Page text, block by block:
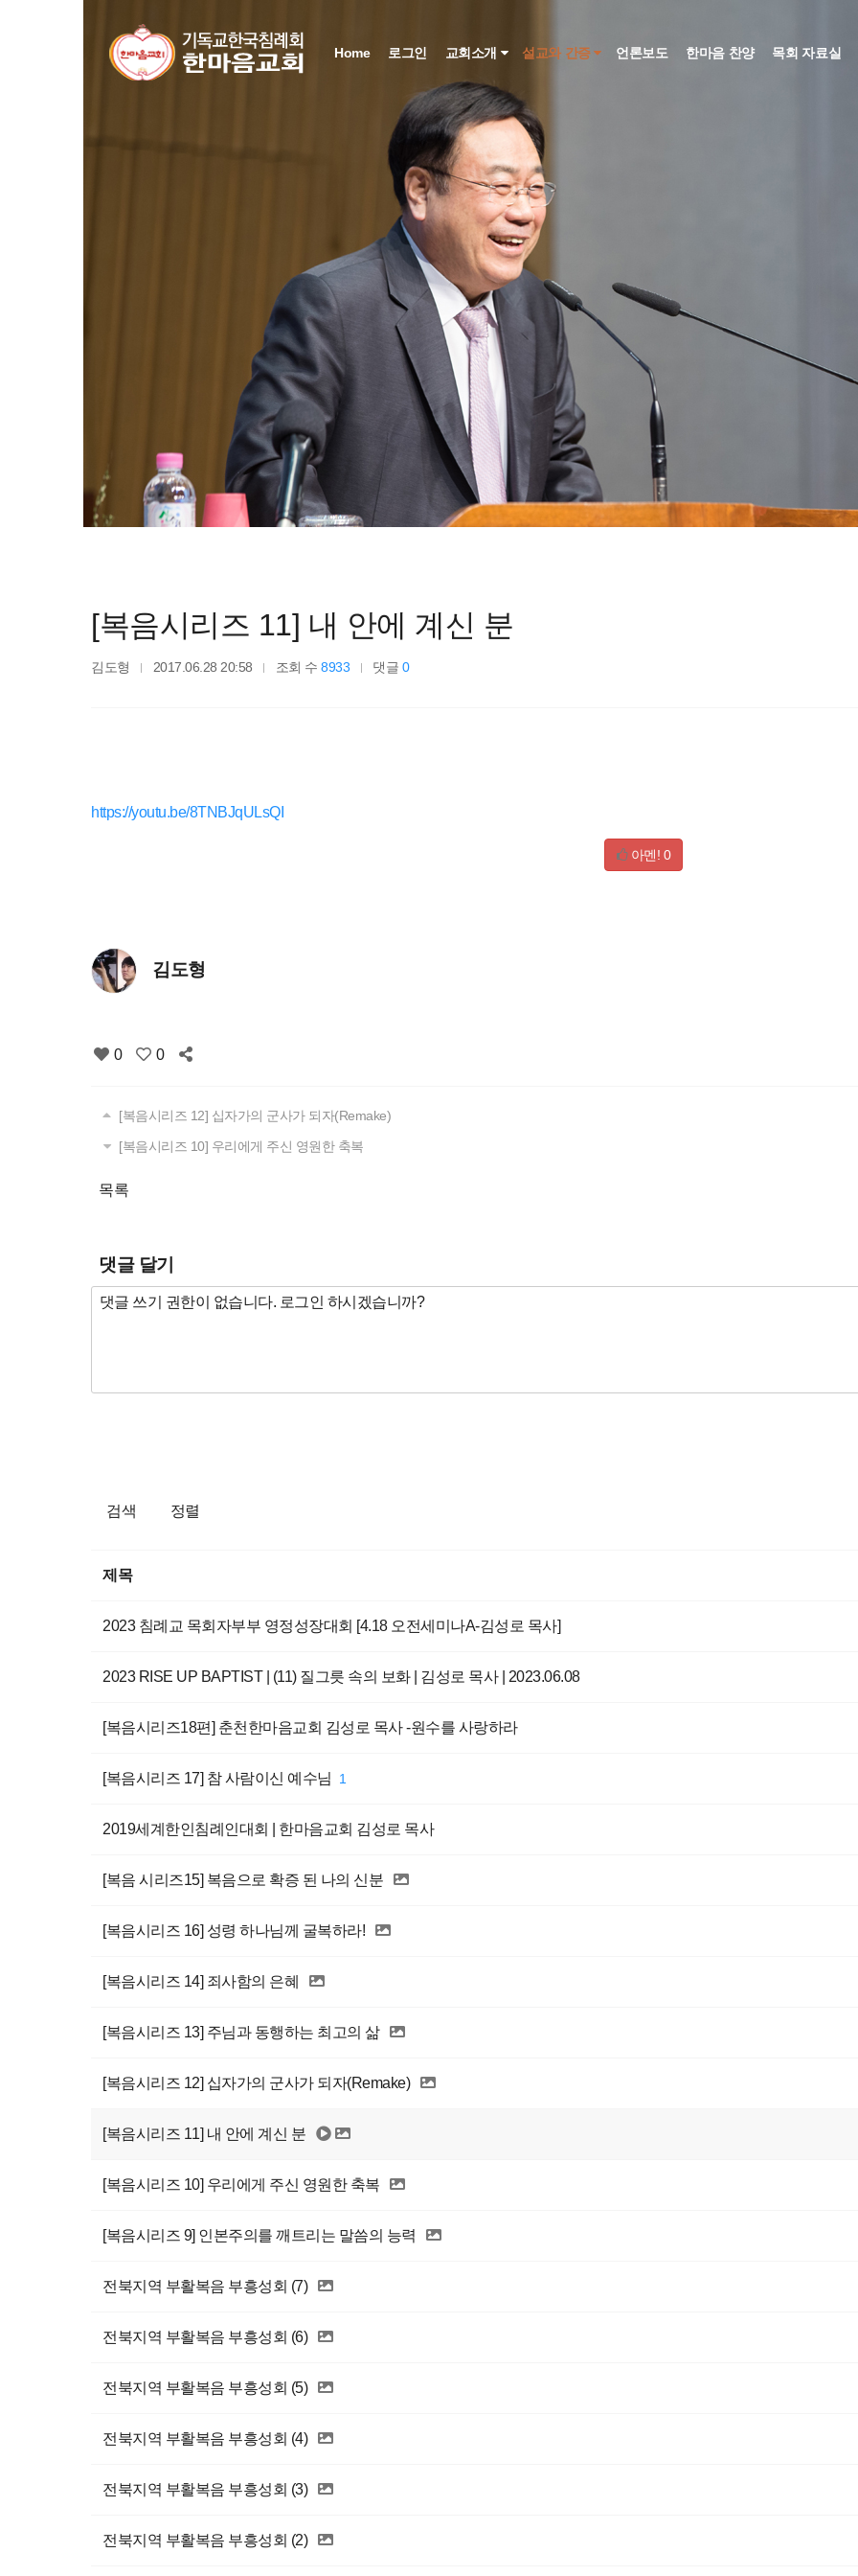
Home 로그인 교회소개 설교와 간증 언론보도 한마음 찬양 목회 자료실
[복음시리즈 11] 내 안에 계신 분
김도형 2017.06.28 20:58 조회 수8933 댓글 0
https://youtu.be/8TNBJqULsQI
아멘! 0
김도형
0 0
[복음시리즈 12] 십자가의 군사가 되자(Remake)
[복음시리즈 10] 우리에게 주신 영원한 축복
목록
댓글 달기
검색 정렬
제목
2023 침례교 목회자부부 영정성장대회 [4.18 오전세미나A-김성로 목사]
2023 RISE UP BAPTIST | (11) 질그릇 속의 보화 | 김성로 목사 | 2023.06.08
[복음시리즈18편] 춘천한마음교회 김성로 목사 -원수를 사랑하라
[복음시리즈 17] 참 사람이신 예수님 1
2019세계한인침례인대회 | 한마음교회 김성로 목사
[복음 시리즈15] 복음으로 확증 된 나의 신분
[복음시리즈 16] 성령 하나님께 굴복하라!
[복음시리즈 14] 죄사함의 은혜
[복음시리즈 13] 주님과 동행하는 최고의 삶
[복음시리즈 12] 십자가의 군사가 되자(Remake)
[복음시리즈 11] 내 안에 계신 분
[복음시리즈 10] 우리에게 주신 영원한 축복
[복음시리즈 9] 인본주의를 깨트리는 말씀의 능력
전북지역 부활복음 부흥성회 (7)
전북지역 부활복음 부흥성회 (6)
전북지역 부활복음 부흥성회 (5)
전북지역 부활복음 부흥성회 (4)
전북지역 부활복음 부흥성회 (3)
전북지역 부활복음 부흥성회 (2)